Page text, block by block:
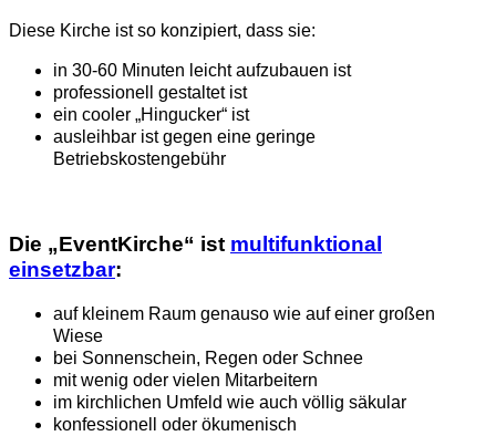
Diese Kirche ist so konzipiert, dass sie:
in 30-60 Minuten leicht aufzubauen ist
professionell gestaltet ist
ein cooler „Hingucker“ ist
ausleihbar ist gegen eine geringe
Betriebskostengebühr
Die „EventKirche“ ist multifunktional
einsetzbar:
auf kleinem Raum genauso wie auf einer großen
Wiese
bei Sonnenschein, Regen oder Schnee
mit wenig oder vielen Mitarbeitern
im kirchlichen Umfeld wie auch völlig säkular
konfessionell oder ökumenisch